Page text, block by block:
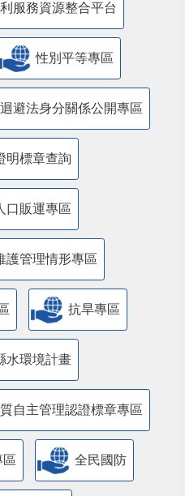
服務資源整合平台
性別平等專區
避法身分關係公開專區
明標章查詢
口販運專區
護管理情形專區
抗旱專區
水環境計畫
自主管理認證標章專區
區 全民國防